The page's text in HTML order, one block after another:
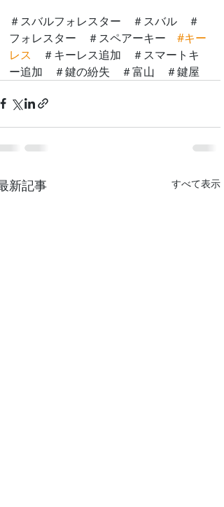
＃スバルフォレスター　＃スバル　＃
フォレスター　＃スペアーキー #キー
レス ＃キーレス追加　＃スマートキ
ー追加　＃鍵の紛失　＃富山　＃鍵屋
新記事 すべて表示